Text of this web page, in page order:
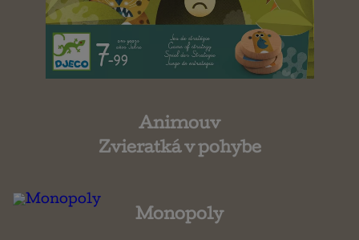
Animouv
Zvieratká v pohybe
Monopoly